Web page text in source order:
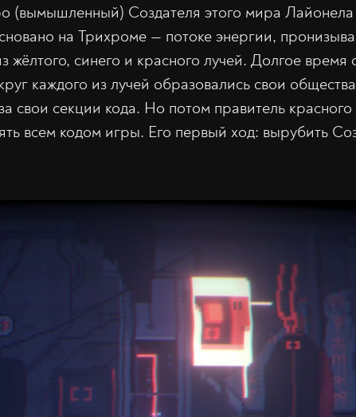
(вымышленный) Создателя этого мира
на Трихроме — потоке энергии,
жёлтого, синего и красного лучей. Долгое время
каждого из лучей образовались свои
свои секции кода. Но потом правитель красного
всем кодом игры. Его первый ход: вырубить